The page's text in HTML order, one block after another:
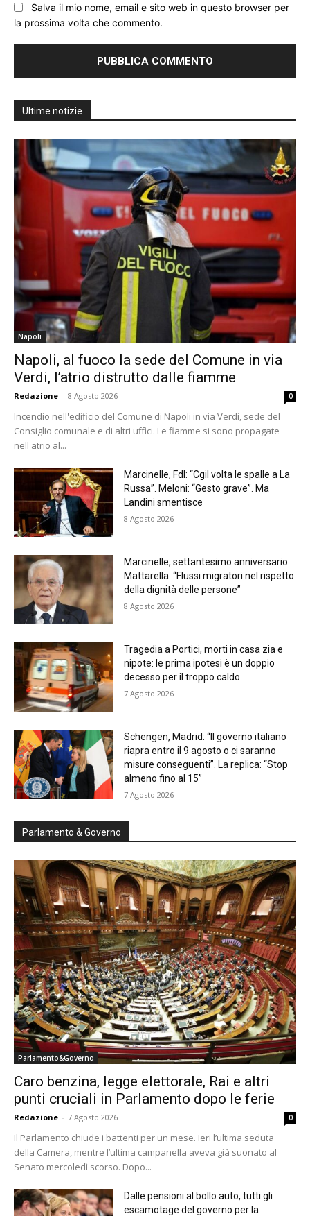
Salva il mio nome, email e sito web in questo browser per
la prossima volta che commento.
Ultime notizie
Napoli
Napoli, al fuoco la sede del Comune in via
Verdi, l’atrio distrutto dalle fiamme
Redazione - 8 Agosto 2026 0
Incendio nell'edificio del Comune di Napoli in via Verdi, sede del
Consiglio comunale e di altri uffici. Le fiamme si sono propagate
nell'atrio al...
Marcinelle, FdI: “Cgil volta le spalle a La
Russa”. Meloni: “Gesto grave”. Ma
Landini smentisce
8 Agosto 2026
Marcinelle, settantesimo anniversario.
Mattarella: “Flussi migratori nel rispetto
della dignità delle persone”
8 Agosto 2026
Tragedia a Portici, morti in casa zia e
nipote: le prima ipotesi è un doppio
decesso per il troppo caldo
7 Agosto 2026
Schengen, Madrid: “Il governo italiano
riapra entro il 9 agosto o ci saranno
misure conseguenti”. La replica: “Stop
almeno fino al 15”
7 Agosto 2026
Parlamento & Governo
Parlamento&Governo
Caro benzina, legge elettorale, Rai e altri
punti cruciali in Parlamento dopo le ferie
Redazione - 7 Agosto 2026 0
Il Parlamento chiude i battenti per un mese. Ieri l’ultima seduta
della Camera, mentre l’ultima campanella aveva già suonato al
Senato mercoledì scorso. Dopo...
Dalle pensioni al bollo auto, tutti gli
escamotage del governo per la